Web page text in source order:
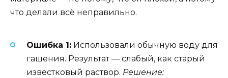
что делали всё неправильно.
Ошибка 1: Использовали обычную воду для
гашения. Результат — слабый, как старый
известковый раствор. Решение: